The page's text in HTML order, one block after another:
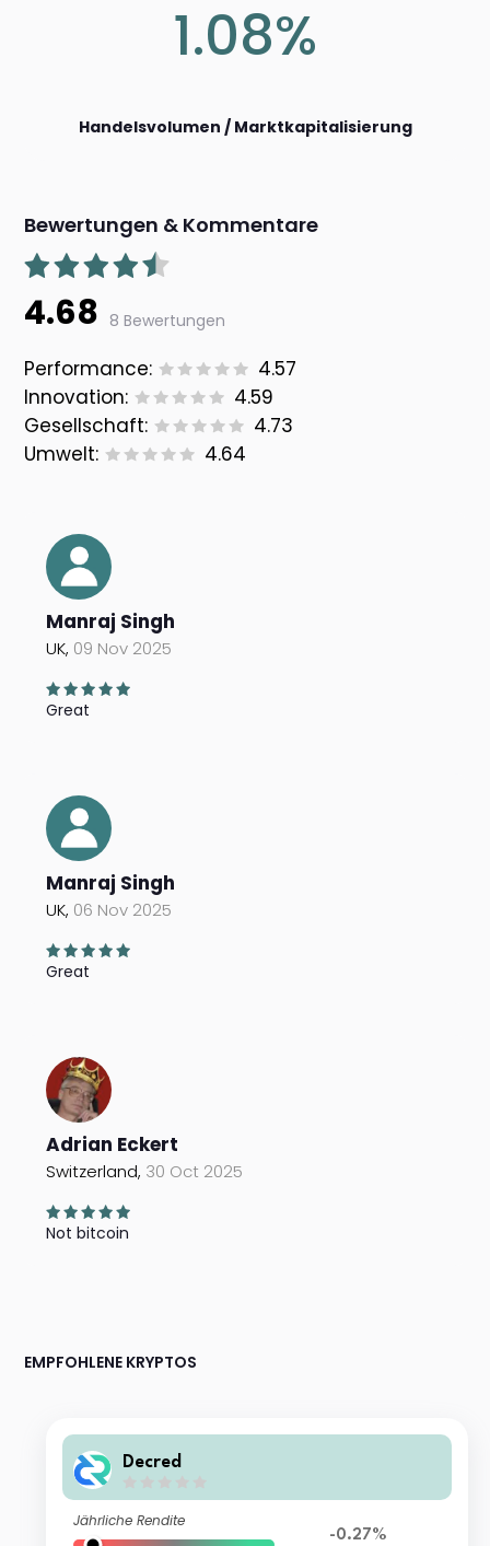
1.08%
Handelsvolumen / Marktkapitalisierung
Bewertungen & Kommentare
4.68 8 Bewertungen
Performance:
4.57
Innovation:
4.59
Gesellschaft:
4.73
Umwelt:
4.64
Manraj Singh
UK, 09 Nov 2025
Great
Manraj Singh
UK, 06 Nov 2025
Great
Adrian Eckert
Switzerland, 30 Oct 2025
Not bitcoin
EMPFOHLENE KRYPTOS
Decred
Jährliche Rendite
-0.27%